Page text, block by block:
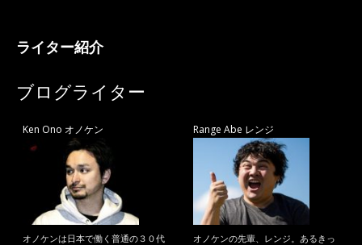
ライター紹介
ブログライター
Ken Ono オノケン
オノケンは日本で働く普通の３０代
Range Abe レンジ
オノケンの先輩、レンジ。あるきっ